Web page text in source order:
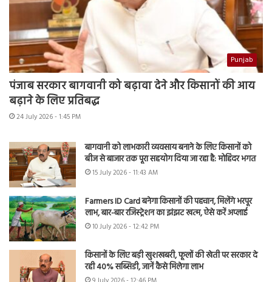
Punjab
पंजाब सरकार बागवानी को बढ़ावा देने और किसानों की आय
बढ़ाने के लिए प्रतिबद्ध
24 July 2026 - 1:45 PM
बागवानी को लाभकारी व्यवसाय बनाने के लिए किसानों को
बीज से बाजार तक पूरा सहयोग दिया जा रहा है: मोहिंदर भगत
15 July 2026 - 11:43 AM
Farmers ID Card बनेगा किसानों की पहचान, मिलेंगे भरपूर
लाभ, बार-बार रजिस्ट्रेशन का झंझट खत्म, ऐसे करें अप्लाई
10 July 2026 - 12:42 PM
किसानों के लिए बड़ी खुशखबरी, फूलों की खेती पर सरकार दे
रही 40% सब्सिडी, जानें कैसे मिलेगा लाभ